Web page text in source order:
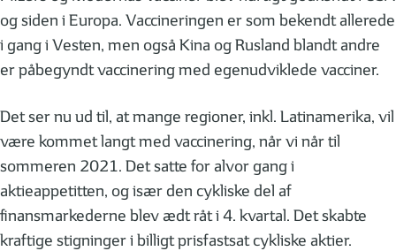
og siden i Europa. Vaccineringen er som bekendt allerede
i gang i Vesten, men også Kina og Rusland blandt andre
er påbegyndt vaccinering med egenudviklede vacciner.
Det ser nu ud til, at mange regioner, inkl. Latinamerika, vil
være kommet langt med vaccinering, når vi når til
sommeren 2021. Det satte for alvor gang i
aktieappetitten, og især den cykliske del af
finansmarkederne blev ædt råt i 4. kvartal. Det skabte
kraftige stigninger i billigt prisfastsat cykliske aktier.